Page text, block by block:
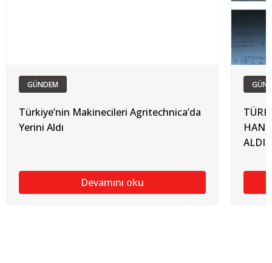
GÜNDEM
Türkiye’nin Makinecileri Agritechnica’da
Yerini Aldı
Devamını oku
ALDI